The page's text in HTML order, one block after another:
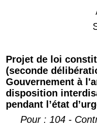
Projet de loi
(seconde
Gouvernement à
disposition
pendant l’état
Pour : 104 -